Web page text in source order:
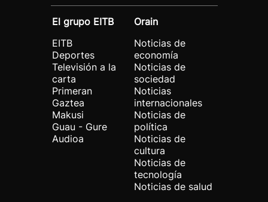
El grupo EITB
EITB
Deportes
Televisión a la
carta
Primeran
Gaztea
Makusi
Guau - Gure
Audioa
Orain
Noticias de
economía
Noticias de
sociedad
Noticias
internacionales
Noticias de
política
Noticias de
cultura
Noticias de
tecnología
Noticias de salud